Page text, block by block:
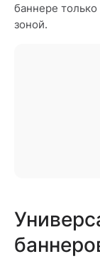
баннере
зоной.